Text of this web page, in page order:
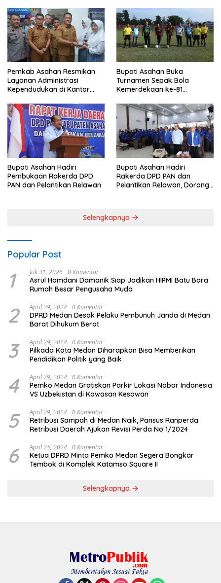
Pemkab Asahan Resmikan
Layanan Administrasi
Kependudukan di Kantor
Bupati Asahan Buka
Turnamen Sepak Bola
Kemerdekaan ke-81
0208/Asahan
Bupati Asahan Hadiri
Pembukaan Rakerda DPD
PAN dan Pelantikan Relawan
Bupati Asahan Hadiri
Rakerda DPD PAN dan
Pelantikan Relawan, Dorong
Selengkapnya
Popular Post
1 Juli 31, 2026 0 Komentar
Asrul Hamdani Damanik Siap Jadikan HIPMI Batu Bara
Rumah Besar Pengusaha Muda
2 April 29, 2024 0 Komentar
DPRD Medan Desak Pelaku Pembunuh Janda di Medan
Barat Dihukum Berat
3 April 29, 2024 0 Komentar
Pilkada Kota Medan Diharapkan Bisa Memberikan
Pendidikan Politik yang Baik
4 April 29, 2024 0 Komentar
Pemko Medan Gratiskan Parkir Lokasi Nobar Indonesia
VS Uzbekistan di Kawasan Kesawan
5 April 29, 2024 0 Komentar
Retribusi Sampah di Medan Naik, Pansus Ranperda
Retribusi Daerah Ajukan Revisi Perda No 1/2024
6 April 25, 2024 0 Komentar
Ketua DPRD Minta Pemko Medan Segera Bongkar
Tembok di Komplek Katamso Square II
Selengkapnya